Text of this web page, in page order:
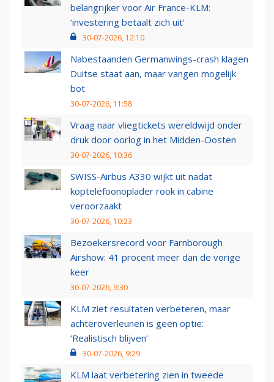
belangrijker voor Air France-KLM:
‘investering betaalt zich uit’
30-07-2026, 12:10
Nabestaanden Germanwings-crash klagen
Duitse staat aan, maar vangen mogelijk
bot
30-07-2026, 11:58
Vraag naar vliegtickets wereldwijd onder
druk door oorlog in het Midden-Oosten
30-07-2026, 10:36
SWISS-Airbus A330 wijkt uit nadat
koptelefoonoplader rook in cabine
veroorzaakt
30-07-2026, 10:23
Bezoekersrecord voor Farnborough
Airshow: 41 procent meer dan de vorige
keer
30-07-2026, 9:30
KLM ziet resultaten verbeteren, maar
achteroverleunen is geen optie:
‘Realistisch blijven’
30-07-2026, 9:29
KLM laat verbetering zien in tweede